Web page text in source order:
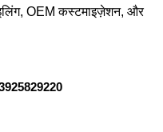
OEM कस्टमाइज़ेशन, और